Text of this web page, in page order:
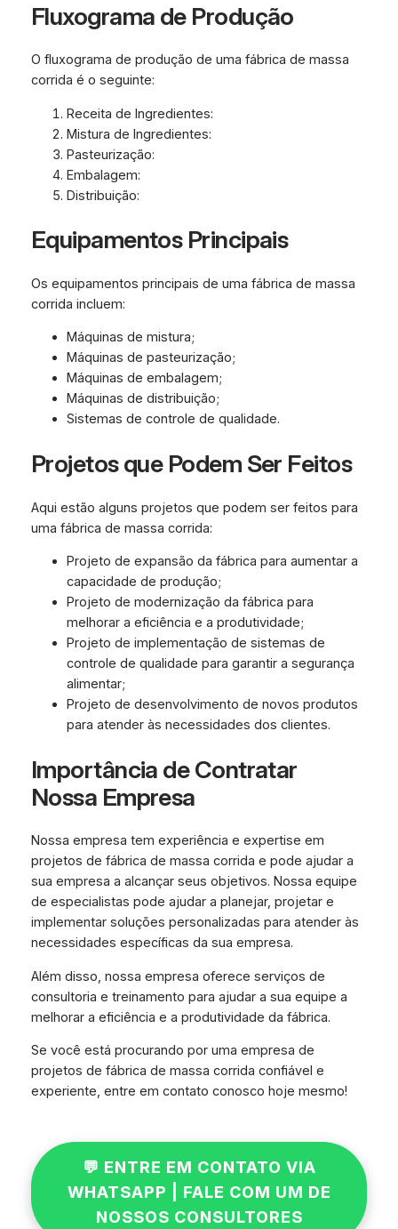
Fluxograma de Produção
O fluxograma de produção de uma fábrica de massa
corrida é o seguinte:
Receita de Ingredientes:
Mistura de Ingredientes:
Pasteurização:
Embalagem:
Distribuição:
Equipamentos Principais
Os equipamentos principais de uma fábrica de massa
corrida incluem:
Máquinas de mistura;
Máquinas de pasteurização;
Máquinas de embalagem;
Máquinas de distribuição;
Sistemas de controle de qualidade.
Projetos que Podem Ser Feitos
Aqui estão alguns projetos que podem ser feitos para
uma fábrica de massa corrida:
Projeto de expansão da fábrica para aumentar a
capacidade de produção;
Projeto de modernização da fábrica para
melhorar a eficiência e a produtividade;
Projeto de implementação de sistemas de
controle de qualidade para garantir a segurança
alimentar;
Projeto de desenvolvimento de novos produtos
para atender às necessidades dos clientes.
Importância de Contratar
Nossa Empresa
Nossa empresa tem experiência e expertise em
projetos de fábrica de massa corrida e pode ajudar a
sua empresa a alcançar seus objetivos. Nossa equipe
de especialistas pode ajudar a planejar, projetar e
implementar soluções personalizadas para atender às
necessidades específicas da sua empresa.
Além disso, nossa empresa oferece serviços de
consultoria e treinamento para ajudar a sua equipe a
melhorar a eficiência e a produtividade da fábrica.
Se você está procurando por uma empresa de
projetos de fábrica de massa corrida confiável e
experiente, entre em contato conosco hoje mesmo!